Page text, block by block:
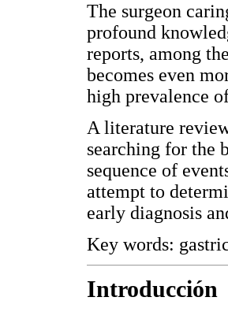
The surgeon
profound
reports, among
becomes even
high prevalence
A literature
searching for the
sequence of
attempt to
early diagnosis
Key words:
Introducción